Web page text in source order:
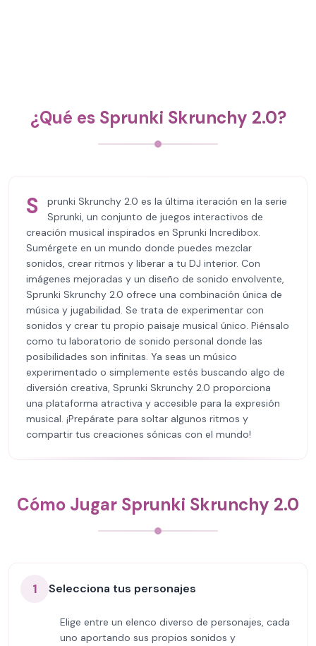
¿Qué es Sprunki Skrunchy 2.0?
S
prunki Skrunchy 2.0 es la última iteración en la serie
Sprunki, un conjunto de juegos interactivos de
creación musical inspirados en Sprunki Incredibox.
Sumérgete en un mundo donde puedes mezclar
sonidos, crear ritmos y liberar a tu DJ interior. Con
imágenes mejoradas y un diseño de sonido envolvente,
Sprunki Skrunchy 2.0 ofrece una combinación única de
música y jugabilidad. Se trata de experimentar con
sonidos y crear tu propio paisaje musical único. Piénsalo
como tu laboratorio de sonido personal donde las
posibilidades son infinitas. Ya seas un músico
experimentado o simplemente estés buscando algo de
diversión creativa, Sprunki Skrunchy 2.0 proporciona
una plataforma atractiva y accesible para la expresión
musical. ¡Prepárate para soltar algunos ritmos y
compartir tus creaciones sónicas con el mundo!
Cómo Jugar Sprunki Skrunchy 2.0
1 Selecciona tus personajes
Elige entre un elenco diverso de personajes, cada
uno aportando sus propios sonidos y